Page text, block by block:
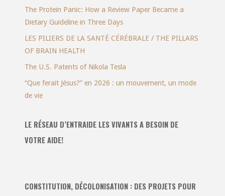
The Protein Panic: How a Review Paper Became a
Dietary Guideline in Three Days
LES PILIERS DE LA SANTÉ CÉRÉBRALE / THE PILLARS
OF BRAIN HEALTH
The U.S. Patents of Nikola Tesla
“Que ferait Jésus?” en 2026 : un mouvement, un mode
de vie
LE RÉSEAU D’ENTRAIDE LES VIVANTS A BESOIN DE
VOTRE AIDE!
CONSTITUTION, DÉCOLONISATION : DES PROJETS POUR